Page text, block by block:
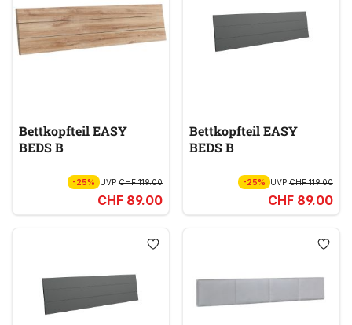
Bettkopfteil EASY
BEDS B
-25% UVP CHF 119.00
CHF 89.00
Bettkopfteil EASY
BEDS B
-25% UVPCHF 119.00
CHF 89.00